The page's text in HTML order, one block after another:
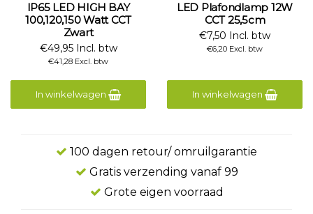
IP65 LED HIGH BAY
100,120,150 Watt CCT
Zwart
€49,95 Incl. btw
€41,28 Excl. btw
In winkelwagen
LED Plafondlamp 12W
CCT 25,5cm
€7,50 Incl. btw
€6,20 Excl. btw
In winkelwagen
100 dagen retour/ omruilgarantie
Gratis verzending vanaf 99
Grote eigen voorraad